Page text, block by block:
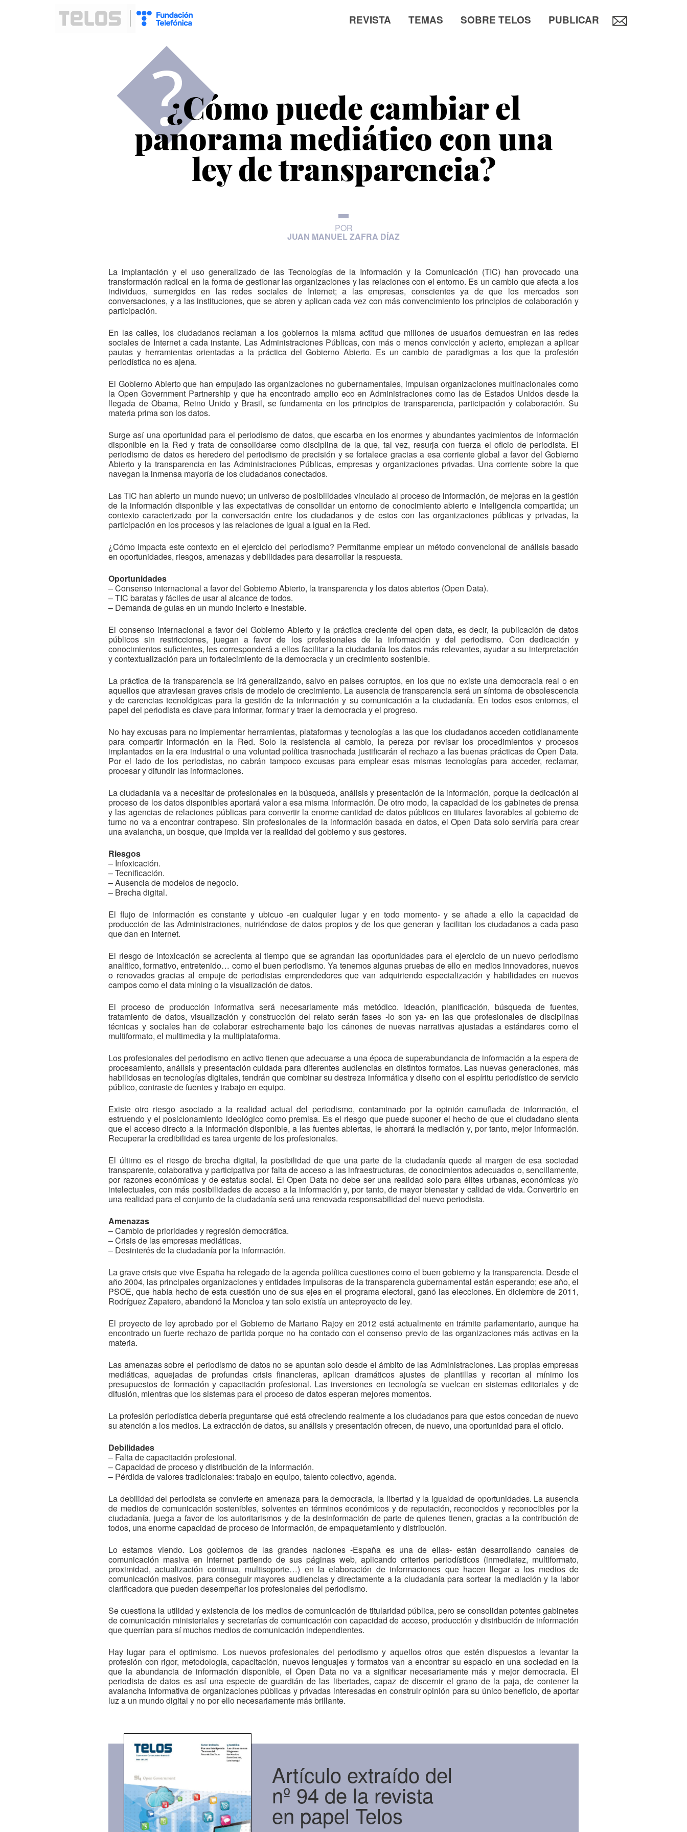
REVISTA TEMAS SOBRE TELOS PUBLICAR
�¿Cómo puede cambiar el
panorama mediático con una
ley de transparencia?
POR
JUAN MANUEL ZAFRA DÍAZ
La implantación y el uso generalizado de las Tecnologías de la Información y la Comunicación (TIC) han provocado una
transformación radical en la forma de gestionar las organizaciones y las relaciones con el entorno. Es un cambio que afecta a los
individuos, sumergidos en las redes sociales de Internet; a las empresas, conscientes ya de que los mercados son
conversaciones, y a las instituciones, que se abren y aplican cada vez con más convencimiento los principios de colaboración y
participación.
En las calles, los ciudadanos reclaman a los gobiernos la misma actitud que millones de usuarios demuestran en las redes
sociales de Internet a cada instante. Las Administraciones Públicas, con más o menos convicción y acierto, empiezan a aplicar
pautas y herramientas orientadas a la práctica del Gobierno Abierto. Es un cambio de paradigmas a los que la profesión
periodística no es ajena.
El Gobierno Abierto que han empujado las organizaciones no gubernamentales, impulsan organizaciones multinacionales como
la Open Government Partnership y que ha encontrado amplio eco en Administraciones como las de Estados Unidos desde la
llegada de Obama, Reino Unido y Brasil, se fundamenta en los principios de transparencia, participación y colaboración. Su
materia prima son los datos.
Surge así una oportunidad para el periodismo de datos, que escarba en los enormes y abundantes yacimientos de información
disponible en la Red y trata de consolidarse como disciplina de la que, tal vez, resurja con fuerza el oficio de periodista. El
periodismo de datos es heredero del periodismo de precisión y se fortalece gracias a esa corriente global a favor del Gobierno
Abierto y la transparencia en las Administraciones Públicas, empresas y organizaciones privadas. Una corriente sobre la que
navegan la inmensa mayoría de los ciudadanos conectados.
Las TIC han abierto un mundo nuevo; un universo de posibilidades vinculado al proceso de información, de mejoras en la gestión
de la información disponible y las expectativas de consolidar un entorno de conocimiento abierto e inteligencia compartida; un
contexto caracterizado por la conversación entre los ciudadanos y de estos con las organizaciones públicas y privadas, la
participación en los procesos y las relaciones de igual a igual en la Red.
¿Cómo impacta este contexto en el ejercicio del periodismo? Permítanme emplear un método convencional de análisis basado
en oportunidades, riesgos, amenazas y debilidades para desarrollar la respuesta.
Oportunidades
– Consenso internacional a favor del Gobierno Abierto, la transparencia y los datos abiertos (Open Data).
– TIC baratas y fáciles de usar al alcance de todos.
– Demanda de guías en un mundo incierto e inestable.
El consenso internacional a favor del Gobierno Abierto y la práctica creciente del open data, es decir, la publicación de datos
públicos sin restricciones, juegan a favor de los profesionales de la información y del periodismo. Con dedicación y
conocimientos suficientes, les corresponderá a ellos facilitar a la ciudadanía los datos más relevantes, ayudar a su interpretación
y contextualización para un fortalecimiento de la democracia y un crecimiento sostenible.
La práctica de la transparencia se irá generalizando, salvo en países corruptos, en los que no existe una democracia real o en
aquellos que atraviesan graves crisis de modelo de crecimiento. La ausencia de transparencia será un síntoma de obsolescencia
y de carencias tecnológicas para la gestión de la información y su comunicación a la ciudadanía. En todos esos entornos, el
papel del periodista es clave para informar, formar y traer la democracia y el progreso.
No hay excusas para no implementar herramientas, plataformas y tecnologías a las que los ciudadanos acceden cotidianamente
para compartir información en la Red. Solo la resistencia al cambio, la pereza por revisar los procedimientos y procesos
implantados en la era industrial o una voluntad política trasnochada justificarán el rechazo a las buenas prácticas de Open Data.
Por el lado de los periodistas, no cabrán tampoco excusas para emplear esas mismas tecnologías para acceder, reclamar,
procesar y difundir las informaciones.
La ciudadanía va a necesitar de profesionales en la búsqueda, análisis y presentación de la información, porque la dedicación al
proceso de los datos disponibles aportará valor a esa misma información. De otro modo, la capacidad de los gabinetes de prensa
y las agencias de relaciones públicas para convertir la enorme cantidad de datos públicos en titulares favorables al gobierno de
turno no va a encontrar contrapeso. Sin profesionales de la información basada en datos, el Open Data solo serviría para crear
una avalancha, un bosque, que impida ver la realidad del gobierno y sus gestores.
Riesgos
– Infoxicación.
– Tecnificación.
– Ausencia de modelos de negocio.
– Brecha digital.
El flujo de información es constante y ubicuo -en cualquier lugar y en todo momento- y se añade a ello la capacidad de
producción de las Administraciones, nutriéndose de datos propios y de los que generan y facilitan los ciudadanos a cada paso
que dan en Internet.
El riesgo de intoxicación se acrecienta al tiempo que se agrandan las oportunidades para el ejercicio de un nuevo periodismo
analítico, formativo, entretenido… como el buen periodismo. Ya tenemos algunas pruebas de ello en medios innovadores, nuevos
o renovados gracias al empuje de periodistas emprendedores que van adquiriendo especialización y habilidades en nuevos
campos como el data mining o la visualización de datos.
El proceso de producción informativa será necesariamente más metódico. Ideación, planificación, búsqueda de fuentes,
tratamiento de datos, visualización y construcción del relato serán fases -lo son ya- en las que profesionales de disciplinas
técnicas y sociales han de colaborar estrechamente bajo los cánones de nuevas narrativas ajustadas a estándares como el
multiformato, el multimedia y la multiplataforma.
Los profesionales del periodismo en activo tienen que adecuarse a una época de superabundancia de información a la espera de
procesamiento, análisis y presentación cuidada para diferentes audiencias en distintos formatos. Las nuevas generaciones, más
habilidosas en tecnologías digitales, tendrán que combinar su destreza informática y diseño con el espíritu periodístico de servicio
público, contraste de fuentes y trabajo en equipo.
Existe otro riesgo asociado a la realidad actual del periodismo, contaminado por la opinión camuflada de información, el
estruendo y el posicionamiento ideológico como premisa. Es el riesgo que puede suponer el hecho de que el ciudadano sienta
que el acceso directo a la información disponible, a las fuentes abiertas, le ahorrará la mediación y, por tanto, mejor información.
Recuperar la credibilidad es tarea urgente de los profesionales.
El último es el riesgo de brecha digital, la posibilidad de que una parte de la ciudadanía quede al margen de esa sociedad
transparente, colaborativa y participativa por falta de acceso a las infraestructuras, de conocimientos adecuados o, sencillamente,
por razones económicas y de estatus social. El Open Data no debe ser una realidad solo para élites urbanas, económicas y/o
intelectuales, con más posibilidades de acceso a la información y, por tanto, de mayor bienestar y calidad de vida. Convertirlo en
una realidad para el conjunto de la ciudadanía será una renovada responsabilidad del nuevo periodista.
Amenazas
– Cambio de prioridades y regresión democrática.
– Crisis de las empresas mediáticas.
– Desinterés de la ciudadanía por la información.
La grave crisis que vive España ha relegado de la agenda política cuestiones como el buen gobierno y la transparencia. Desde el
año 2004, las principales organizaciones y entidades impulsoras de la transparencia gubernamental están esperando; ese año, el
PSOE, que había hecho de esta cuestión uno de sus ejes en el programa electoral, ganó las elecciones. En diciembre de 2011,
Rodríguez Zapatero, abandonó la Moncloa y tan solo existía un anteproyecto de ley.
El proyecto de ley aprobado por el Gobierno de Mariano Rajoy en 2012 está actualmente en trámite parlamentario, aunque ha
encontrado un fuerte rechazo de partida porque no ha contado con el consenso previo de las organizaciones más activas en la
materia.
Las amenazas sobre el periodismo de datos no se apuntan solo desde el ámbito de las Administraciones. Las propias empresas
mediáticas, aquejadas de profundas crisis financieras, aplican dramáticos ajustes de plantillas y recortan al mínimo los
presupuestos de formación y capacitación profesional. Las inversiones en tecnología se vuelcan en sistemas editoriales y de
difusión, mientras que los sistemas para el proceso de datos esperan mejores momentos.
La profesión periodística debería preguntarse qué está ofreciendo realmente a los ciudadanos para que estos concedan de nuevo
su atención a los medios. La extracción de datos, su análisis y presentación ofrecen, de nuevo, una oportunidad para el oficio.
Debilidades
– Falta de capacitación profesional.
– Capacidad de proceso y distribución de la información.
– Pérdida de valores tradicionales: trabajo en equipo, talento colectivo, agenda.
La debilidad del periodista se convierte en amenaza para la democracia, la libertad y la igualdad de oportunidades. La ausencia
de medios de comunicación sostenibles, solventes en términos económicos y de reputación, reconocidos y reconocibles por la
ciudadanía, juega a favor de los autoritarismos y de la desinformación de parte de quienes tienen, gracias a la contribución de
todos, una enorme capacidad de proceso de información, de empaquetamiento y distribución.
Lo estamos viendo. Los gobiernos de las grandes naciones -España es una de ellas- están desarrollando canales de
comunicación masiva en Internet partiendo de sus páginas web, aplicando criterios periodísticos (inmediatez, multiformato,
proximidad, actualización continua, multisoporte…) en la elaboración de informaciones que hacen llegar a los medios de
comunicación masivos, para conseguir mayores audiencias y directamente a la ciudadanía para sortear la mediación y la labor
clarificadora que pueden desempeñar los profesionales del periodismo.
Se cuestiona la utilidad y existencia de los medios de comunicación de titularidad pública, pero se consolidan potentes gabinetes
de comunicación ministeriales y secretarías de comunicación con capacidad de acceso, producción y distribución de información
que querrían para sí muchos medios de comunicación independientes.
Hay lugar para el optimismo. Los nuevos profesionales del periodismo y aquellos otros que estén dispuestos a levantar la
profesión con rigor, metodología, capacitación, nuevos lenguajes y formatos van a encontrar su espacio en una sociedad en la
que la abundancia de información disponible, el Open Data no va a significar necesariamente más y mejor democracia. El
periodista de datos es así una especie de guardián de las libertades, capaz de discernir el grano de la paja, de contener la
avalancha informativa de organizaciones públicas y privadas interesadas en construir opinión para su único beneficio, de aportar
luz a un mundo digital y no por ello necesariamente más brillante.
Artículo extraído del
nº 94 de la revista
en papel Telos